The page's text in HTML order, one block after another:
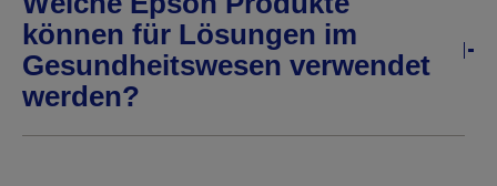
können für Lösungen im
Gesundheitswesen verwendet
werden?